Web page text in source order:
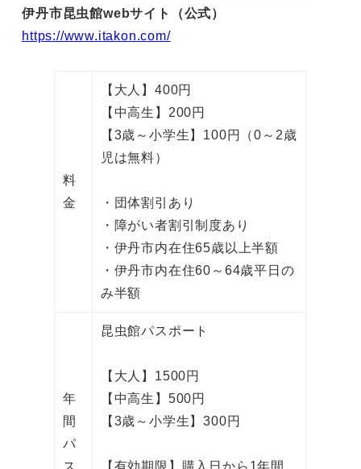
伊丹市昆虫館webサイト（公式）
https://www.itakon.com/
料
金
【大人】400円
【中高生】200円
【3歳～小学生】100円（0～2歳
児は無料）
・団体割引あり
・障がい者割引制度あり
・伊丹市内在住65歳以上半額
・伊丹市内在住60～64歳平日の
み半額
年
間
パ
ス
昆虫館パスポート
【大人】1500円
【中高生】500円
【3歳～小学生】300円
【有効期限】購入日から1年間